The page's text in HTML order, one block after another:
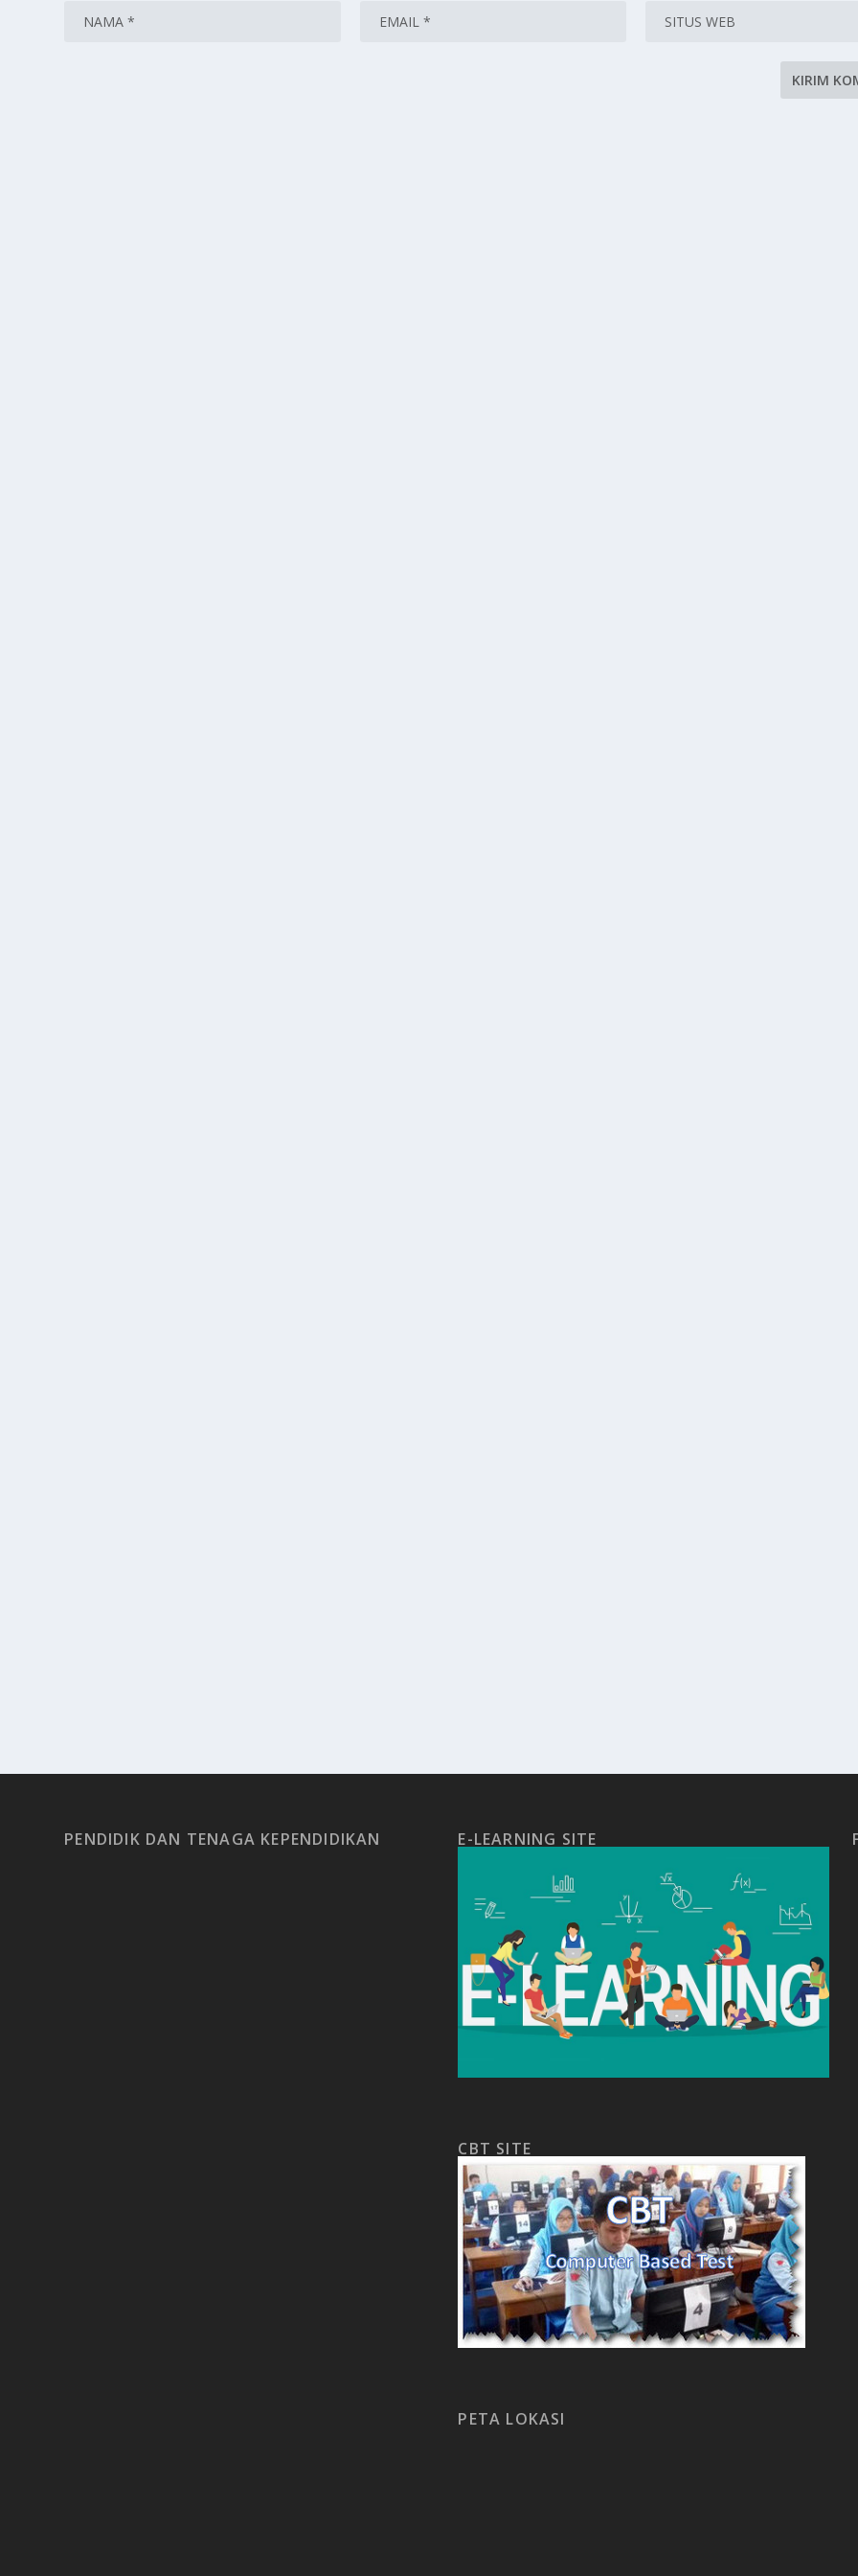
PENDIDIK DAN TENAGA KEPENDIDIKAN E-LEARNING SITE
CBT SITE
PETA LOKASI